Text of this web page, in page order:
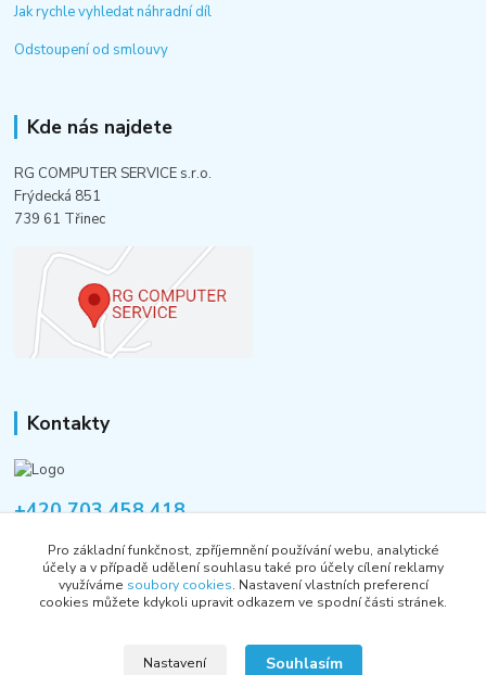
Jak rychle vyhledat náhradní díl
Odstoupení od smlouvy
Kde nás najdete
RG COMPUTER SERVICE s.r.o.
Frýdecká 851
739 61 Třinec
Kontakty
+420 703 458 418
informace@rgshop.cz
Pro základní funkčnost, zpříjemnění používání webu, analytické
účely a v případě udělení souhlasu také pro účely cílení reklamy
využíváme soubory cookies. Nastavení vlastních preferencí
cookies můžete kdykoli upravit odkazem ve spodní části stránek.
Nastavení Souhlasím